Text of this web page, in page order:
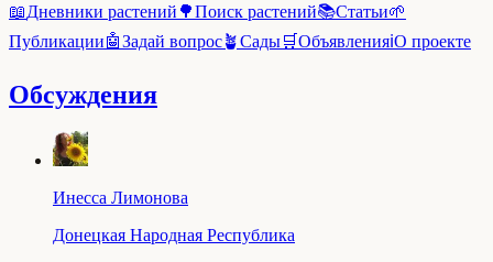
📖Дневники растений 🌳Поиск растений📚Статьи🌱
Публикации🤖Задай вопрос🪴Сады🛒Объявленияℹ️О проекте
Обсуждения
Инесса Лимонова
Донецкая Народная Республика